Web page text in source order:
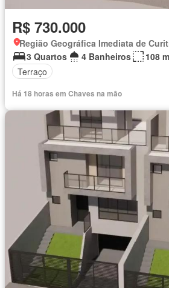
R$ 730.000
3 Quartos
4 Banheiros
108
Terraço
Há 18 horas em Chaves na mão